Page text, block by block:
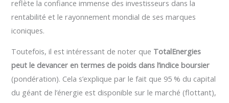
reflète la confiance immense des investisseurs dans la
rentabilité et le rayonnement mondial de ses marques
iconiques.
Toutefois, il est intéressant de noter que TotalEnergies
peut le devancer en termes de poids dans l’indice boursier
(pondération). Cela s’explique par le fait que 95 % du capital
du géant de l’énergie est disponible sur le marché (flottant),